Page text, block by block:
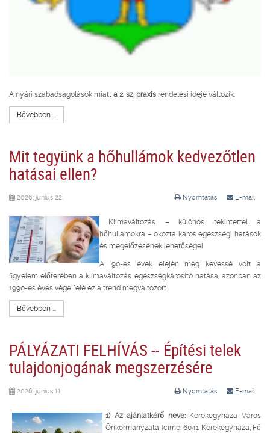
A nyári szabadságolások miatt a 2. sz. praxis rendelési ideje változik.
Bővebben ...
Mit tegyünk a hőhullámok kedvezőtlen
hatásai ellen?
Nyomtatás E-mail
2026. június 22.
Klímaváltozás – különös tekintettel a
hőhullámokra – okozta káros egészségi hatások
és megelőzésének lehetőségei
A ’90-es évek elején még kevéssé volt a
figyelem előterében a klímaváltozás egészségkárosító hatása, azonban az
1990-es éves vége felé ez a trend megváltozott.
Bővebben ...
PÁLYÁZATI FELHÍVÁS -- Építési telek
tulajdonjogának megszerzésére
Nyomtatás E-mail
2026. június 11.
1) Az ajánlatkérő neve: Kerekegyháza Város
Önkormányzata (címe: 6041 Kerekegyháza, Fő